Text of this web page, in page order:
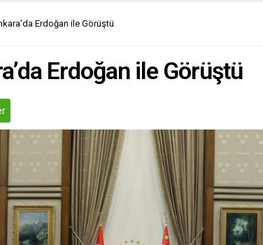
Erdoğan ile Görüştü
Erdoğan ile Görüştü